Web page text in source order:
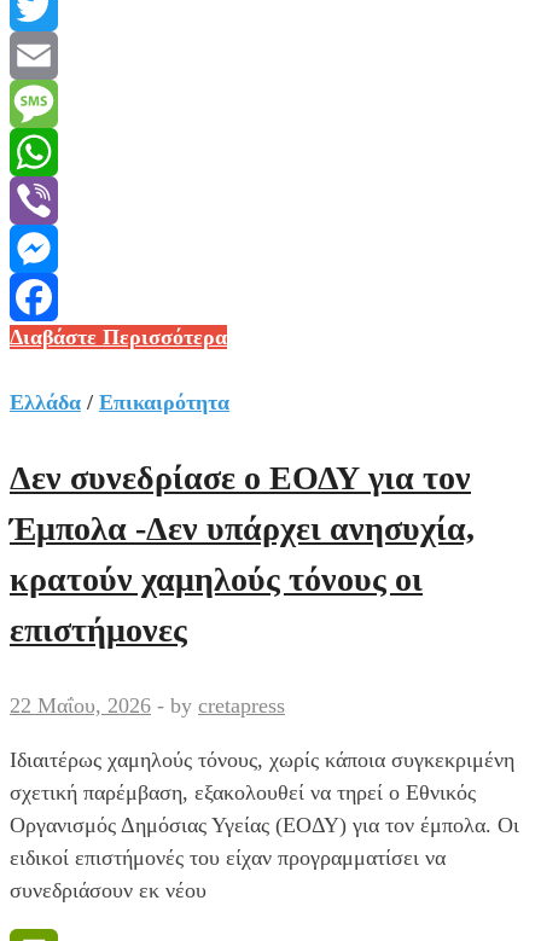
PrintFriendly
Twitter
Email
Message
WhatsApp
Viber
Messenger
Facebook
Κρήτη:
τα
αδέλφια
από
τα
για
την
διακίνησης
Διαβάστε Περισσότερα
Ελλάδα / Επικαιρότητα
Δεν συνεδρίασε ο ΕΟΔΥ για τον
Έμπολα -Δεν υπάρχει ανησυχία,
κρατούν χαμηλούς τόνους οι
επιστήμονες
22 Μαΐου, 2026 - by cretapress
Ιδιαιτέρως χαμηλούς τόνους, χωρίς κάποια συγκεκριμένη
σχετική παρέμβαση, εξακολουθεί να τηρεί ο Εθνικός
Οργανισμός Δημόσιας Υγείας (ΕΟΔΥ) για τον έμπολα. Οι
ειδικοί επιστήμονές του είχαν προγραμματίσει να
συνεδριάσουν εκ νέου